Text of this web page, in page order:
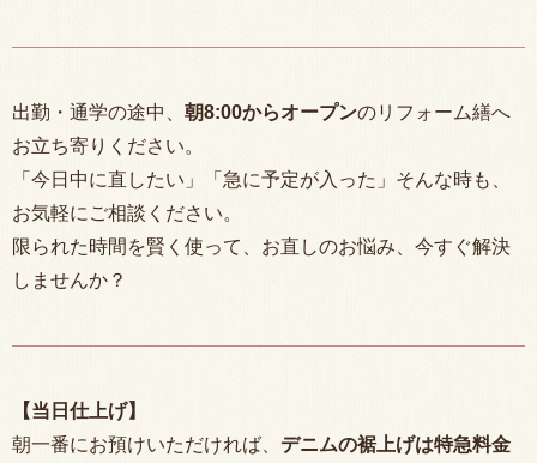
出勤・通学の途中、 朝8:00からオープンのリフォーム繕へ
お立ち寄りください。
「今日中に直したい」「急に予定が入った」そんな時も、
お気軽にご相談ください。
限られた時間を賢く使って、お直しのお悩み、今すぐ解決
しませんか？
【当日仕上げ】
朝一番にお預けいただければ、 デニムの裾上げは特急料金